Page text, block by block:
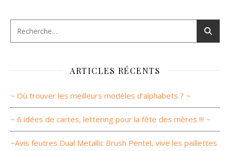
ARTICLES RÉCENTS
~ Où trouver les meilleurs modèles d’alphabets ? ~
~ 6 idées de cartes, lettering pour la fête des mères !!! ~
~Avis feutres Dual Metallic Brush Pentel, vive les paillettes